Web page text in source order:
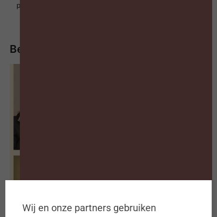
personeelsbestand uitbreiden in 2026
Bekijk of beluister meer
Wij en onze partners gebruiken